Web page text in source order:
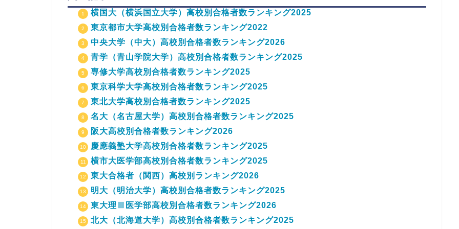
横国大（横浜国立大学）高校別合格者数ランキング2025
東京都市大学高校別合格者数ランキング2022
中央大学（中大）高校別合格者数ランキング2026
青学（青山学院大学）高校別合格者数ランキング2025
専修大学高校別合格者数ランキング2025
東京科学大学高校別合格者数ランキング2025
東北大学高校別合格者数ランキング2025
名大（名古屋大学）高校別合格者数ランキング2025
阪大高校別合格者数ランキング2026
慶應義塾大学高校別合格者数ランキング2025
横市大医学部高校別合格者数ランキング2025
東大合格者（関西）高校別ランキング2026
明大（明治大学）高校別合格者数ランキング2025
東大理Ⅲ医学部高校別合格者数ランキング2026
北大（北海道大学）高校別合格者数ランキング2025